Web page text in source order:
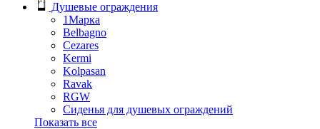
Душевые ограждения
1Марка
Belbagno
Cezares
Kermi
Kolpasan
Ravak
RGW
Сиденья для душевых ограждений
Показать все